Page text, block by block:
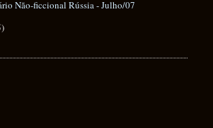
Não-ficcional Rússia - Julho/07